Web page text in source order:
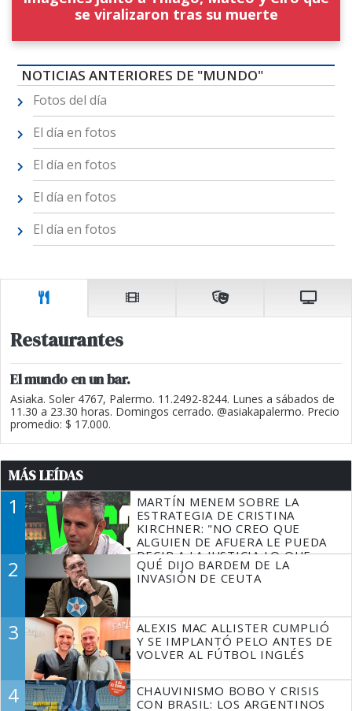
se viralizaron tras su muerte
NOTICIAS ANTERIORES DE "MUNDO"
Fotos del día
El día en fotos
El día en fotos
El día en fotos
El día en fotos
Restaurantes
El mundo en un bar.
Asiaka. Soler 4767, Palermo. 11.2492-8244. Lunes a sábados de
11.30 a 23.30 horas. Domingos cerrado. @asiakapalermo. Precio
promedio: $ 17.000.
MÁS LEÍDAS
1
MARTÍN MENEM SOBRE LA
ESTRATEGIA DE CRISTINA
KIRCHNER: "NO CREO QUE
ALGUIEN DE AFUERA LE PUEDA
DECIR A LA JUSTICIA LO QUE
TIENE QUE HACER"
2
QUÉ DIJO BARDEM DE LA
INVASIÓN DE CEUTA
3
ALEXIS MAC ALLISTER CUMPLIÓ
Y SE IMPLANTÓ PELO ANTES DE
VOLVER AL FÚTBOL INGLÉS
4
CHAUVINISMO BOBO Y CRISIS
CON BRASIL: LOS ARGENTINOS